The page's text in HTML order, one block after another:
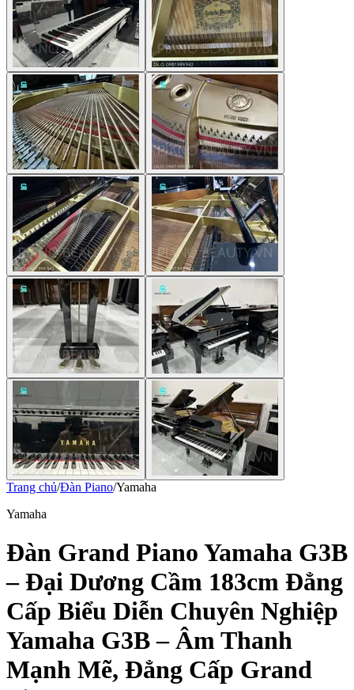
Trang chủ/Đàn Piano/Yamaha
Yamaha
Đàn Grand Piano Yamaha G3B
– Đại Dương Cầm 183cm Đẳng
Cấp Biểu Diễn Chuyên Nghiệp
Yamaha G3B – Âm Thanh
Mạnh Mẽ, Đẳng Cấp Grand